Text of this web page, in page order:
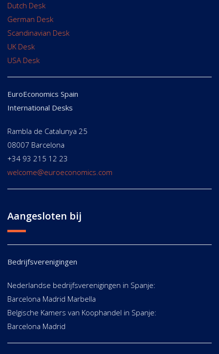
Dutch Desk
German Desk
Scandinavian Desk
UK Desk
USA Desk
EuroEconomics Spain
International Desks
Rambla de Catalunya 25
08007 Barcelona
+34 93 215 12 23
welcome@euroeconomics.com
Aangesloten bij
Bedrijfsverenigingen
Nederlandse bedrijfsverenigingen in Spanje:
Barcelona Madrid Marbella
Belgische Kamers van Koophandel in Spanje:
Barcelona Madrid